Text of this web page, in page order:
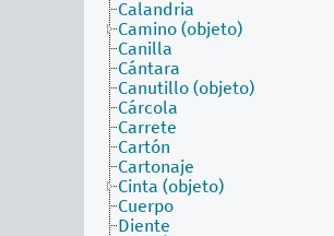
Calandria
Camino (objeto)
Canilla
Cántara
Canutillo (objeto)
Cárcola
Carrete
Cartón
Cartonaje
Cinta (objeto)
Cuerpo
Diente